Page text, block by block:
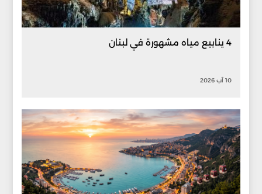
4 ينابيع مياه مشهورة في لبنان
10 آب 2026